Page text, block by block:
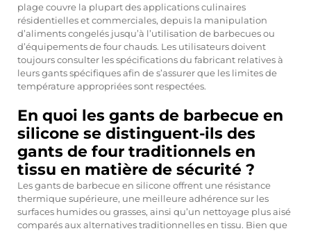
plage couvre la plupart des applications culinaires
résidentielles et commerciales, depuis la manipulation
d’aliments congelés jusqu’à l’utilisation de barbecues ou
d’équipements de four chauds. Les utilisateurs doivent
toujours consulter les spécifications du fabricant relatives à
leurs gants spécifiques afin de s’assurer que les limites de
température appropriées sont respectées.
En quoi les gants de barbecue en
silicone se distinguent-ils des
gants de four traditionnels en
tissu en matière de sécurité ?
Les gants de barbecue en silicone offrent une résistance
thermique supérieure, une meilleure adhérence sur les
surfaces humides ou grasses, ainsi qu’un nettoyage plus aisé
comparés aux alternatives traditionnelles en tissu. Bien que